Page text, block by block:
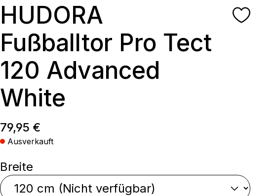
HUDORA
Fußballtor Pro Tect
120 Advanced
White
Regulärer Preis:
79,95 €
Ausverkauft
Breiteauswählen